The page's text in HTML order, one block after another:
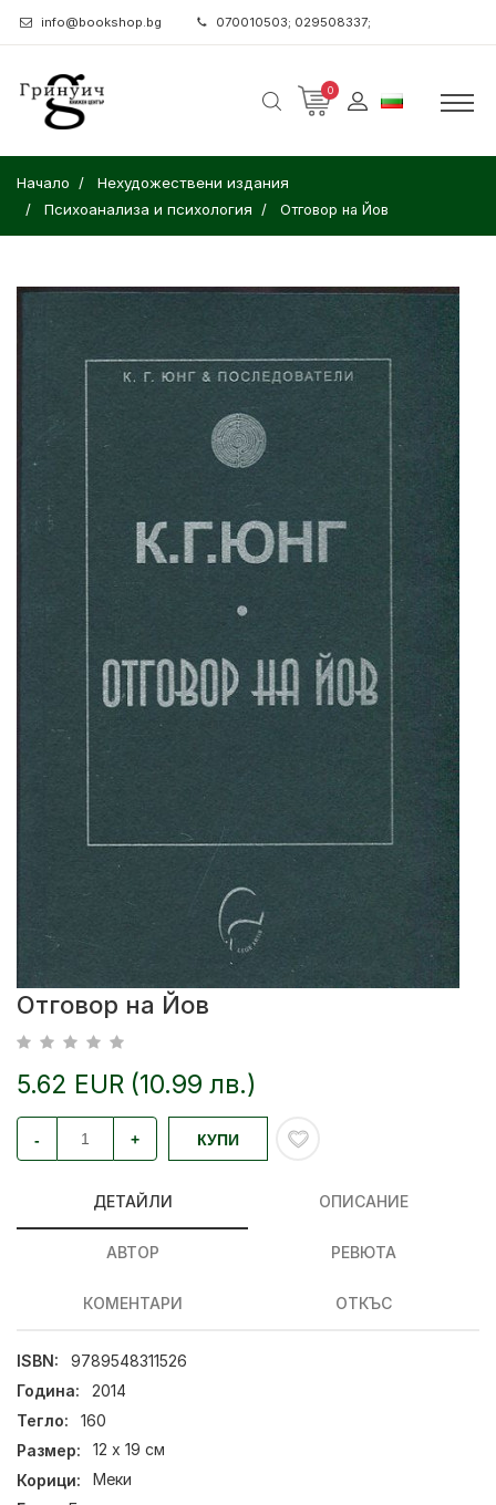
info@bookshop.bg 070010503; 029508337;
0
Начало
Нехудожествени издания
Психоанализа и психология
Отговор на Йов
Отговор на Йов
5.62 EUR (10.99 лв.)
- + КУПИ
ДЕТАЙЛИ ОПИСАНИЕ
АВТОР РЕВЮТА
КОМЕНТАРИ ОТКЪС
ISBN:
9789548311526
Година:
2014
Тегло:
160
Размер:
12 х 19 см
Корици:
Меки